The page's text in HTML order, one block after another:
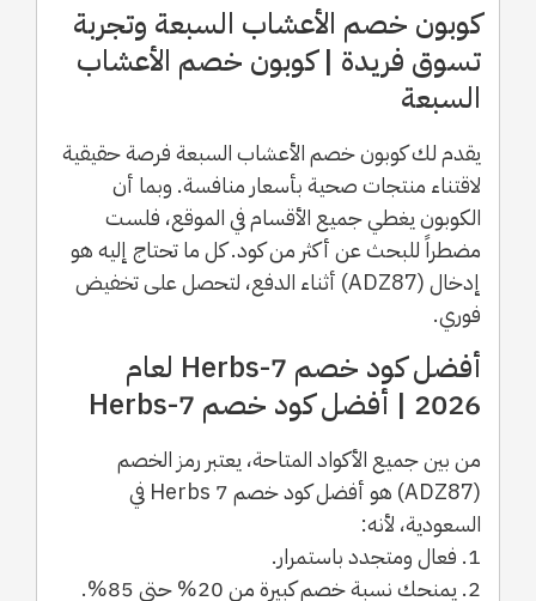
كوبون خصم الأعشاب السبعة وتجربة
تسوق فريدة | كوبون خصم الأعشاب
السبعة
يقدم لك كوبون خصم الأعشاب السبعة فرصة حقيقية
لاقتناء منتجات صحية بأسعار منافسة. وبما أن
الكوبون يغطي جميع الأقسام في الموقع، فلست
مضطراً للبحث عن أكثر من كود. كل ما تحتاج إليه هو
إدخال (ADZ87) أثناء الدفع، لتحصل على تخفيض
فوري.
أفضل كود خصم 7-Herbs لعام
2026 | أفضل كود خصم 7-Herbs
من بين جميع الأكواد المتاحة، يعتبر رمز الخصم
(ADZ87) هو أفضل كود خصم 7 Herbs في
السعودية، لأنه:
1. فعال ومتجدد باستمرار.
2. يمنحك نسبة خصم كبيرة من 20% حتى 85%.